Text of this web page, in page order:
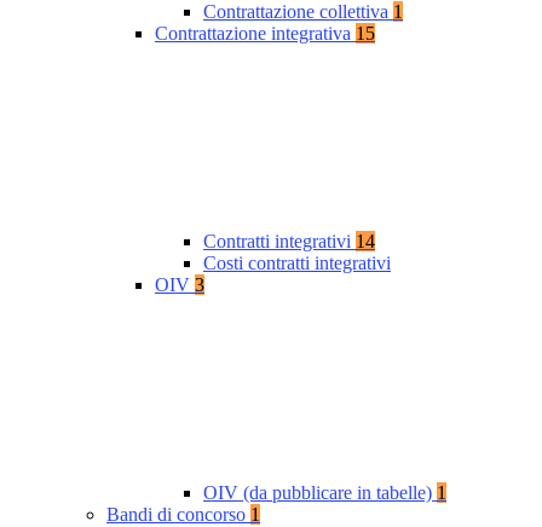
Contrattazione collettiva 1
Contrattazione integrativa 15
Contratti integrativi 14
Costi contratti integrativi
OIV 3
OIV (da pubblicare in tabelle) 1
Bandi di concorso 1